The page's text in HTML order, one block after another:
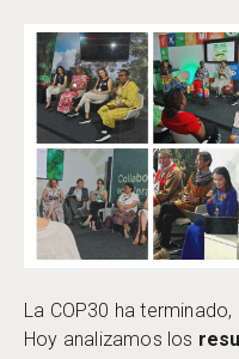
La COP30 ha
Hoy analizamos los